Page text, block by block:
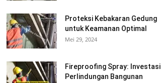
Proteksi Kebakaran Gedung
untuk Keamanan Optimal
Mei 29, 2024
Fireproofing Spray: Investasi
Perlindungan Bangunan